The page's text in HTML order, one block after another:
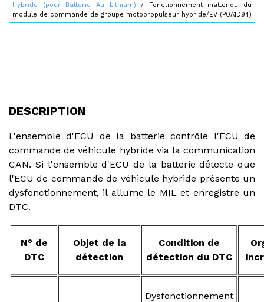
Hybride (pour Batterie Au Lithium) / Fonctionnement inattendu du
module de commande de groupe motopropulseur hybride/EV (P0A1D94)
DESCRIPTION
L'ensemble d'ECU de la batterie contrôle l'ECU de
commande de véhicule hybride via la communication
CAN. Si l'ensemble d'ECU de la batterie détecte que
l'ECU de commande de véhicule hybride présente un
dysfonctionnement, il allume le MIL et enregistre un
DTC.
N° de
DTC
Objet de la
détection
Condition de
détection du DTC
Dysfonctionnement